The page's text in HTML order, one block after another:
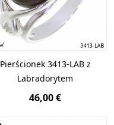
Pierścionek 3413-LAB z
Labradorytem
46,00 €